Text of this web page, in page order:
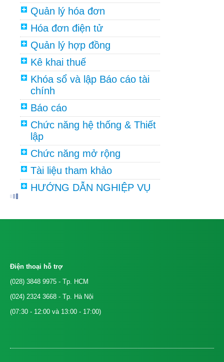
Quản lý hóa đơn
Hóa đơn điện tử
Quản lý hợp đồng
Kê khai thuế
Khóa sổ và lập Báo cáo tài
chính
Báo cáo
Chức năng hệ thống & Thiết
lập
Chức năng mở rộng
Tài liệu tham khảo
HƯỚNG DẪN NGHIỆP VỤ
Điện thoại hỗ trợ
(028) 3848 9975 - Tp. HCM
(024) 2324 3668 - Tp. Hà Nội
(07:30 - 12:00 và 13:00 - 17:00)